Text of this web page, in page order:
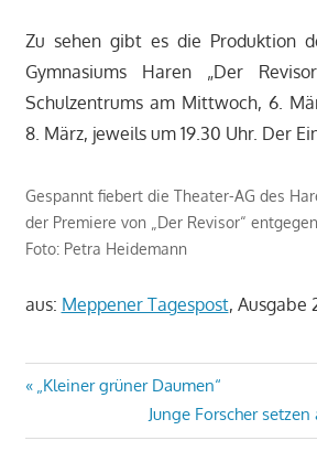
Zu sehen gibt es die Produktion
Gymnasiums Haren „Der
Schulzentrums am Mittwoch, 6.
8. März, jeweils um 19.30 Uhr. Der
Gespannt fiebert die Theater-AG des
der Premiere von „Der Revisor“ entgegen.
Foto: Petra Heidemann
aus: Meppener Tagespost, Ausgabe
Beitragsnavigation
Vorheriger
„Kleiner grüner Daumen“
Nächster
Beitrag:
Junge Forscher